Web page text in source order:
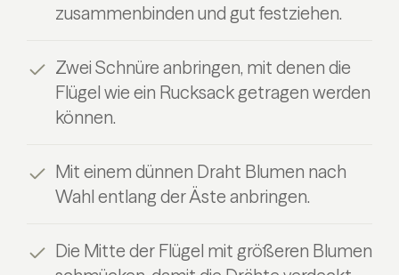
zusammenbinden und gut festziehen.
Zwei Schnüre anbringen, mit denen die
Flügel wie ein Rucksack getragen werden
können.
Mit einem dünnen Draht Blumen nach
Wahl entlang der Äste anbringen.
Die Mitte der Flügel mit größeren Blumen